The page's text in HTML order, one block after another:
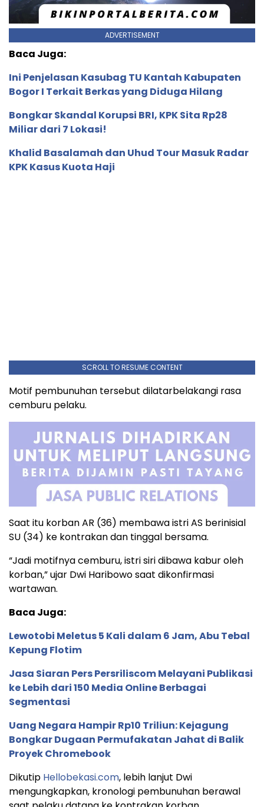
ADVERTISEMENT
Baca Juga:
Ini Penjelasan Kasubag TU Kantah Kabupaten
Bogor I Terkait Berkas yang Diduga Hilang
Bongkar Skandal Korupsi BRI, KPK Sita Rp28
Miliar dari 7 Lokasi!
Khalid Basalamah dan Uhud Tour Masuk Radar
KPK Kasus Kuota Haji
SCROLL TO RESUME CONTENT
Motif pembunuhan tersebut dilatarbelakangi rasa
cemburu pelaku.
Saat itu korban AR (36) membawa istri AS berinisial
SU (34) ke kontrakan dan tinggal bersama.
“Jadi motifnya cemburu, istri siri dibawa kabur oleh
korban,” ujar Dwi Haribowo saat dikonfirmasi
wartawan.
Baca Juga:
Lewotobi Meletus 5 Kali dalam 6 Jam, Abu Tebal
Kepung Flotim
Jasa Siaran Pers Persriliscom Melayani Publikasi
ke Lebih dari 150 Media Online Berbagai
Segmentasi
Uang Negara Hampir Rp10 Triliun: Kejagung
Bongkar Dugaan Permufakatan Jahat di Balik
Proyek Chromebook
Dikutip Hellobekasi.com, lebih lanjut Dwi
mengungkapkan, kronologi pembunuhan berawal